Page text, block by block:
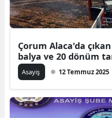
Çorum Alaca'da
balya ve 20 dönüm
Asayiş 12 Temmuz 2025